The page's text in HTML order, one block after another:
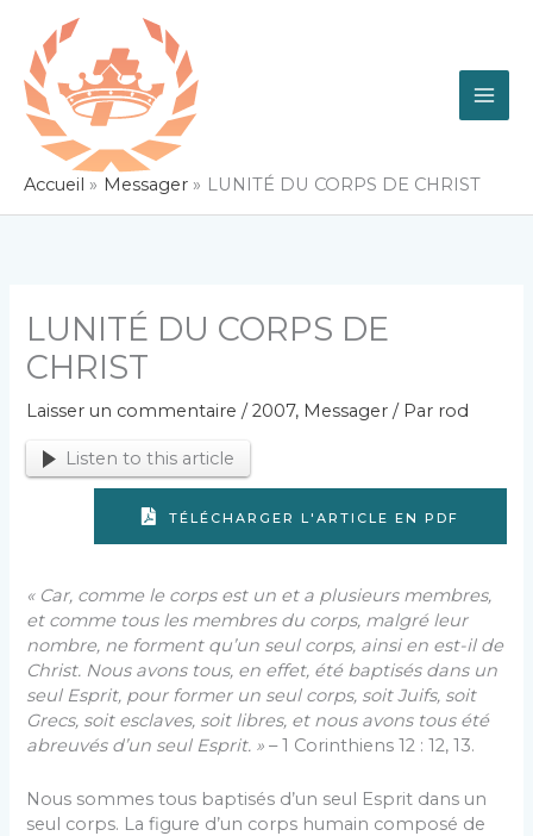
contenu
Accueil Messager LUNITÉ DU CORPS DE CHRIST
LUNITÉ DU CORPS DE
CHRIST
Laisser un commentaire /2007, Messager / Par rod
Listen to this article
TÉLÉCHARGER L'ARTICLE EN PDF
« Car, comme le corps est un et a plusieurs membres,
et comme tous les membres du corps, malgré leur
nombre, ne forment qu’un seul corps, ainsi en est-il de
Christ. Nous avons tous, en effet, été baptisés dans un
seul Esprit, pour former un seul corps, soit Juifs, soit
Grecs, soit esclaves, soit libres, et nous avons tous été
abreuvés d’un seul Esprit. » – 1 Corinthiens 12 : 12, 13.
Nous sommes tous baptisés d’un seul Esprit dans un
seul corps. La figure d’un corps humain composé de